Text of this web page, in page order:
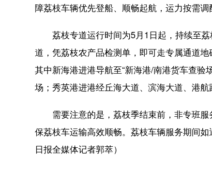
障荔枝车辆优先登船、顺畅起航，运力按需调
荔枝专道运行时间为5月1日起，持续至荔
道，凭荔枝农产品检测单，即可走专属通道
其中新海港进港导航至“新海港/南港货车查
场；秀英港进港经丘海大道、滨海大道、港航
需要注意的是，荔枝季结束前，非专班服
保荔枝车运输高效顺畅。荔枝车辆服务期间
日报全媒体记者郭萃）